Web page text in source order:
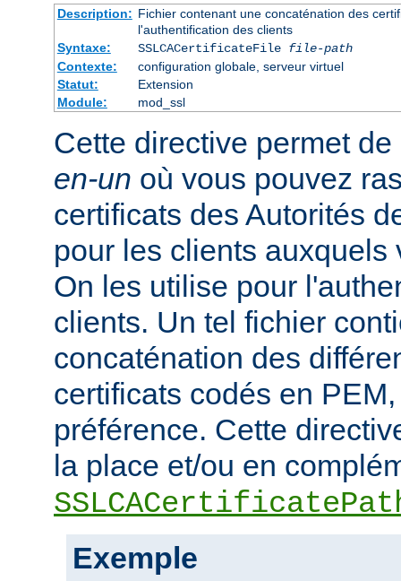
Description: Fichier contenant une concaténation des
l'authentification des clients
Syntaxe:
SSLCACertificateFile file-path
Contexte:
configuration globale, serveur virtuel
Statut:
Extension
Module:
mod_ssl
Cette directive permet
en-un où vous pouvez
certificats des Autorités
pour les clients auxquels
On les utilise pour
clients. Un tel fichier
concaténation des
certificats codés en
préférence. Cette
la place et/ou en
Exemple